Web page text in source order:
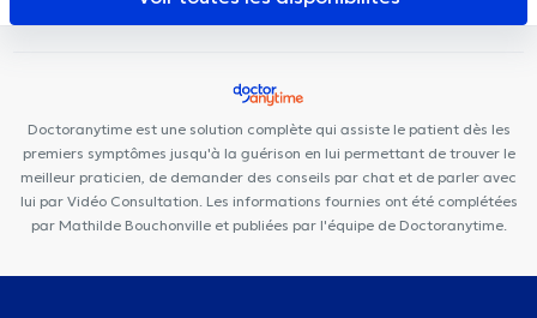
Clinic
Dôme AEP Psy & Coaching
UNAH Mind Body Soul
Clinique Médico Dentaire Waterloo
Centre Paramédical Schuman
Doctoranytime est une solution complète qui assiste le patient dès les
premiers symptômes jusqu'à la guérison en lui permettant de trouver le
meilleur praticien, de demander des conseils par chat et de parler avec
lui par Vidéo Consultation. Les informations fournies ont été complétées
par Mathilde Bouchonville et publiées par l'équipe de Doctoranytime.